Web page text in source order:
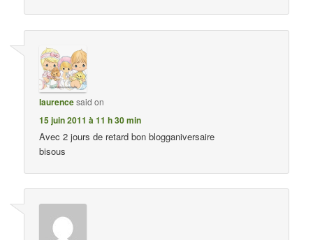
laurencesaid on
15 juin 2011 à 11 h 30 min
Avec 2 jours de retard bon blogganiversaire
bisous